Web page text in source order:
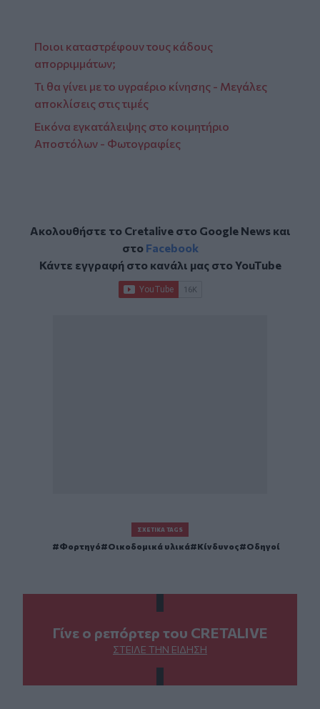
Ποιοι καταστρέφουν τους κάδους
απορριμμάτων;
Τι θα γίνει με το υγραέριο κίνησης - Μεγάλες
αποκλίσεις στις τιμές
Εικόνα εγκατάλειψης στο κοιμητήριο
Αποστόλων - Φωτογραφίες
Ακολουθήστε το Cretalive στο Google Newsκαι
στο Facebook
Κάντε εγγραφή στο κανάλι μας στοYouTube
ΣΧΕΤΙΚΆ TAGS
Φορτηγό Οικοδομικά υλικά Κίνδυνος Οδηγοί
Γίνε ο ρεπόρτερ του CRETALIVE
ΣΤΕΊΛΕ ΤΗΝ ΕΊΔΗΣΗ